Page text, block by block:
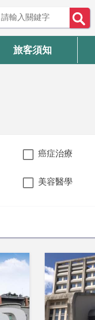
旅客須知
癌症治療
美容醫學